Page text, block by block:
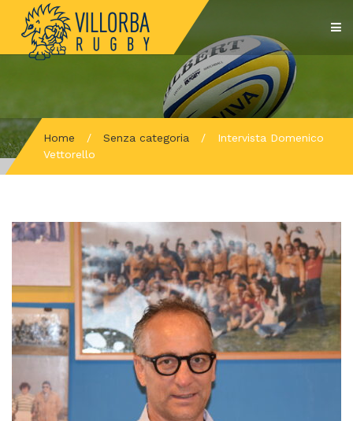
Home / Senza categoria /
Intervista Domenico
Vettorello